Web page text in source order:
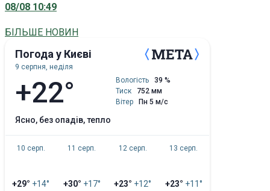
08/08 10:49
БІЛЬШЕ НОВИН
Погода у Києві
9 серпня, неділя
+22° Вологість
39 %
Тиск
752 мм
Вітер
Пн 5 м/с
ясно, без опадів, тепло
10 серп.
+29° +14°
11 серп.
+30° +17°
12 серп.
+23° +12°
13 серп.
+23° +11°